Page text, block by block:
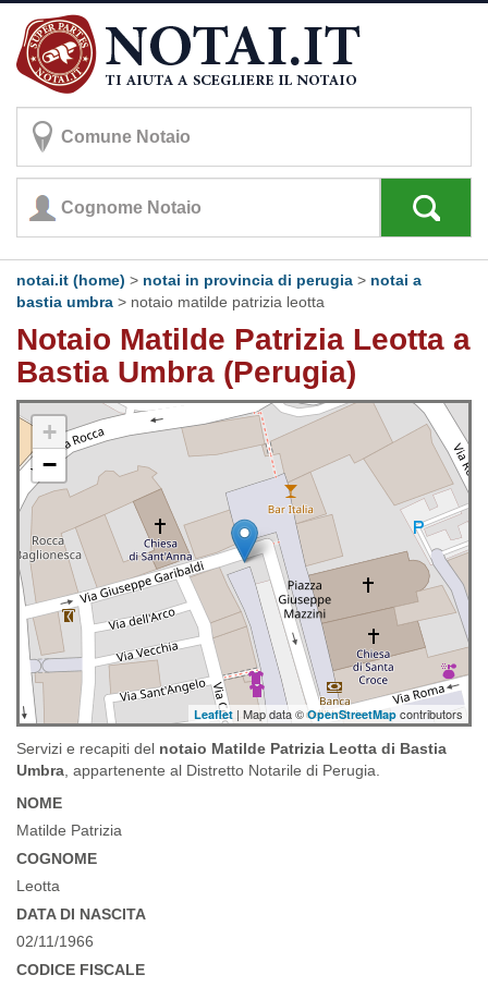
notai.it (home) > notai in provincia di perugia > notai a
bastia umbra > notaio matilde patrizia leotta
Notaio Matilde Patrizia Leotta a
Bastia Umbra (Perugia)
+
−
Leaflet | Map data ©OpenStreetMap contributors
Servizi e recapiti del notaio Matilde Patrizia Leotta di Bastia
Umbra , appartenente al Distretto Notarile di Perugia.
NOME
Matilde Patrizia
COGNOME
Leotta
DATA DI NASCITA
02/11/1966
CODICE FISCALE